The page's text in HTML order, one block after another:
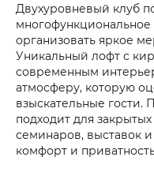
Двухуровневый клуб
организовать яркое
Уникальный лофт с
современным
атмосферу, которую
взыскательные гости.
подходит для
семинаров, выставок
комфорт и